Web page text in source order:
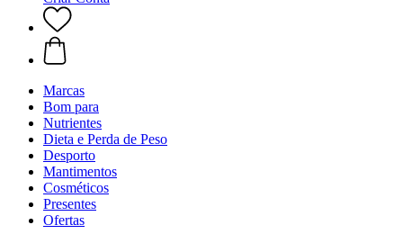
Marcas
Bom para
Nutrientes
Dieta e Perda de Peso
Desporto
Mantimentos
Cosméticos
Presentes
Ofertas